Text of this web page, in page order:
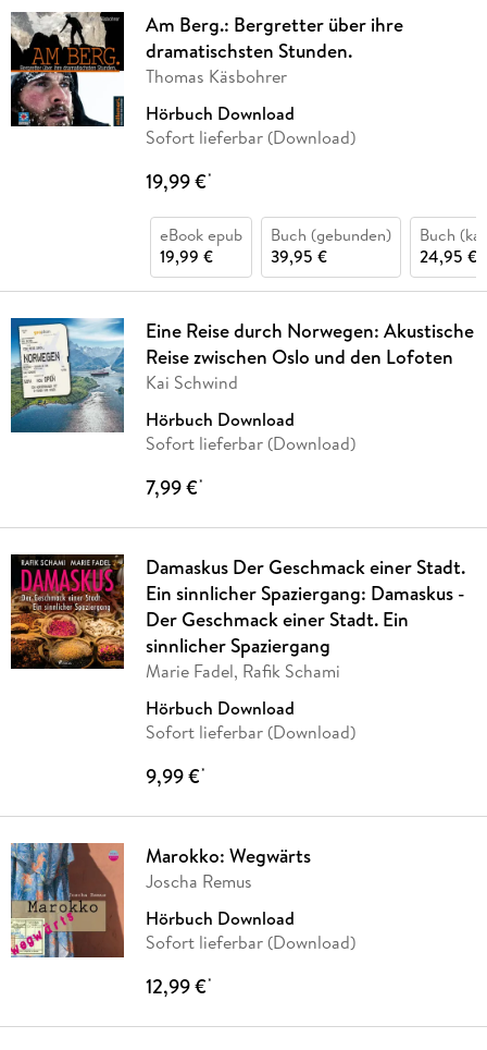
Am Berg.: Bergretter über ihre
dramatischsten Stunden.
Thomas Käsbohrer
Hörbuch Download
Sofort lieferbar (Download)
19,99 €*
eBook epub
19,99 €
Buch (gebunden)
39,95 €
Buch
24,95 €
Eine Reise durch Norwegen: Akustische
Reise zwischen Oslo und den Lofoten
Kai Schwind
Hörbuch Download
Sofort lieferbar (Download)
7,99 €*
Damaskus Der Geschmack einer Stadt.
Ein sinnlicher Spaziergang: Damaskus -
Der Geschmack einer Stadt. Ein
sinnlicher Spaziergang
Marie Fadel, Rafik Schami
Hörbuch Download
Sofort lieferbar (Download)
9,99 €*
Marokko: Wegwärts
Joscha Remus
Hörbuch Download
Sofort lieferbar (Download)
12,99 €*